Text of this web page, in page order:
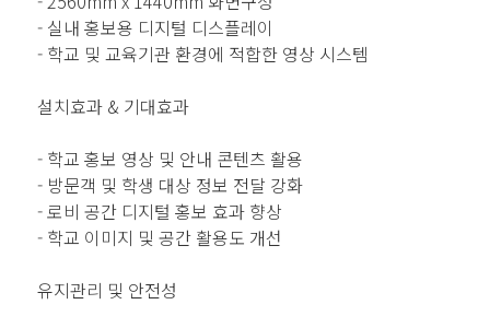
- 실내 홍보용 디지털 디스플레이
- 학교 및 교육기관 환경에 적합한 영상 시스템
설치효과 & 기대효과
- 학교 홍보 영상 및 안내 콘텐츠 활용
- 방문객 및 학생 대상 정보 전달 강화
- 로비 공간 디지털 홍보 효과 향상
- 학교 이미지 및 공간 활용도 개선
유지관리 및 안전성